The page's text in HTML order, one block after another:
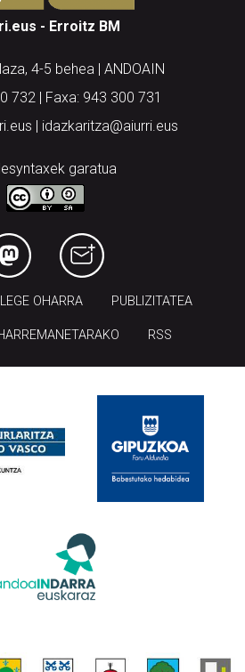
- Erroitz BM
4-5 behea | ANDOAIN
732 | Faxa: 943 300 731
| idazkaritza@aiurri.eus
garatua
LEGE OHARRA PUBLIZITATEA
RSS